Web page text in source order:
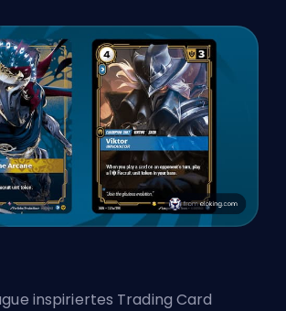
inspiriertes Trading Card